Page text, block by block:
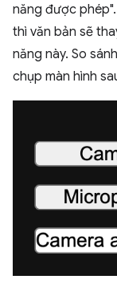
năng được
thì văn bản sẽ
năng này. So
chụp màn hình